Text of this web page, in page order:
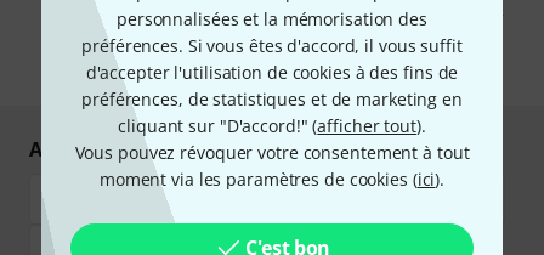
personnalisées et la mémorisation des
préférences. Si vous êtes d'accord, il vous suffit
d'accepter l'utilisation de cookies à des fins de
préférences, de statistiques et de marketing en
cliquant sur "D'accord!" (afficher tout).
Vous pouvez révoquer votre consentement à tout
moment via les paramètres de cookies (ici).
C'est bon
pouvez trouver plus d'informations à ce sujet dans notre
confidentialité.
* Requis
Achetez et payez en toute sécurité